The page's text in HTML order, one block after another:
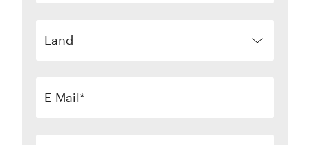
Land
E-Mail